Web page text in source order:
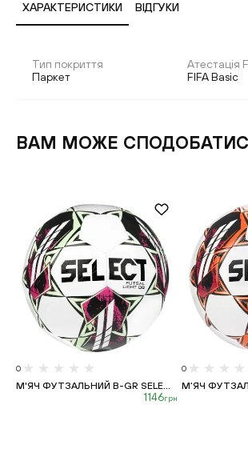
ХАРАКТЕРИСТИКИ ВІДГУКИ
Тип покриття
Паркет
Атестація
FIFA Basic
ВАМ МОЖЕ
0
М'ЯЧ ФУТЗАЛЬНИЙ B-GR SELECT FUTSAL ...
1146грн
0